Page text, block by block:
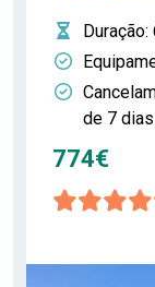
Duração:
de 7 dias
774€